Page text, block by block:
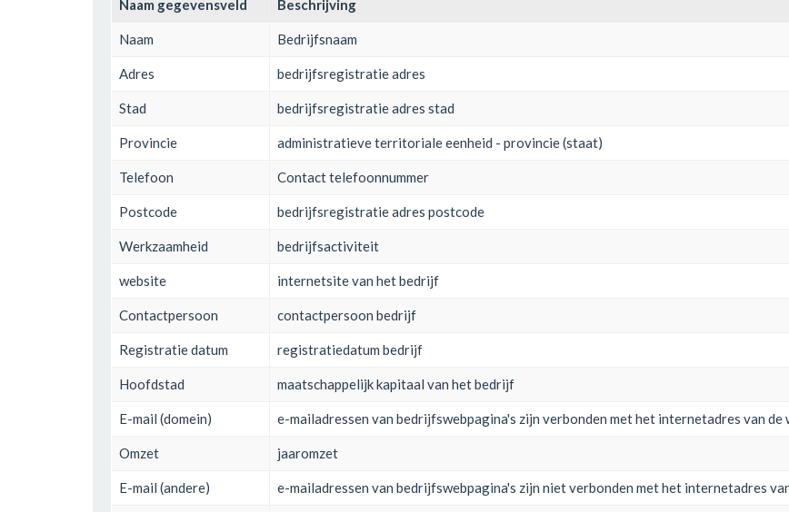
Naam gegevensveld Beschrijving
Naam Bedrijfsnaam
Adres bedrijfsregistratie adres
Stad bedrijfsregistratie adres stad
Provincie administratieve territoriale eenheid - provincie (staat)
Telefoon Contact telefoonnummer
Postcode bedrijfsregistratie adres postcode
Werkzaamheid bedrijfsactiviteit
website internetsite van het bedrijf
Contactpersoon contactpersoon bedrijf
Registratie datum registratiedatum bedrijf
Hoofdstad maatschappelijk kapitaal van het bedrijf
E-mail (domein) e-mailadressen van bedrijfswebpagina's zijn verbonden met het internetadres van de
Omzet jaaromzet
E-mail (andere) e-mailadressen van bedrijfswebpagina's zijn niet verbonden met het internetadres